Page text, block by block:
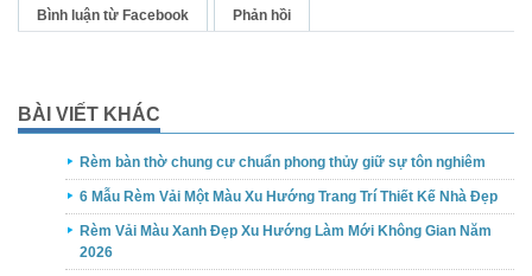
Bình luận từ Facebook Phản hồi
BÀI VIẾT KHÁC
Rèm bàn thờ chung cư chuẩn phong thủy giữ sự tôn nghiêm
6 Mẫu Rèm Vải Một Màu Xu Hướng Trang Trí Thiết Kế Nhà Đẹp
Rèm Vải Màu Xanh Đẹp Xu Hướng Làm Mới Không Gian Năm
2026